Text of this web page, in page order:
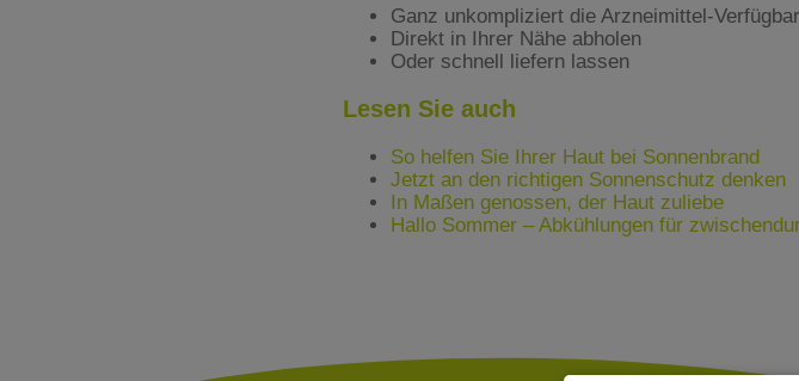
Ganz unkompliziert die Arzneimittel-
Direkt in Ihrer Nähe abholen
Oder schnell liefern lassen
Lesen Sie auch
So helfen Sie Ihrer Haut bei Sonnenbrand
Jetzt an den richtigen Sonnenschutz denken
In Maßen genossen, der Haut zuliebe
Hallo Sommer – Abkühlungen für